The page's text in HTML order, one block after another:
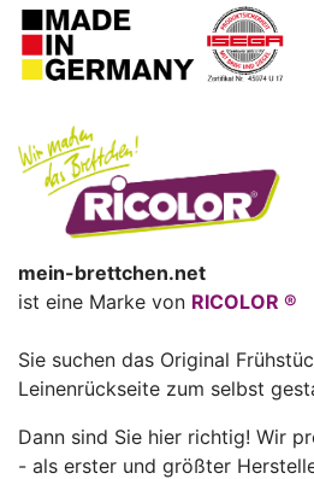
mein-brettchen.net
ist eine Marke von RICOLOR ®
Sie suchen das Original
Leinenrückseite zum selbst
Dann sind Sie hier richtig! Wir
- als erster und größter